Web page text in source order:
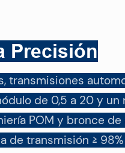
Precisión
transmisiones
de 0,5 a 20 y
POM y bronce
de transmisión ≥